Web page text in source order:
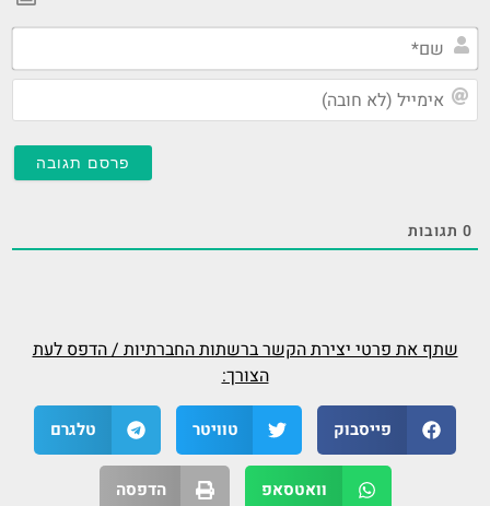
0תגובות
שתף את פרטי יצירת הקשר ברשתות החברתיות / הדפס לעת
הצורך:
פייסבוק טוויטר טלגרם
וואטסאפ הדפסה